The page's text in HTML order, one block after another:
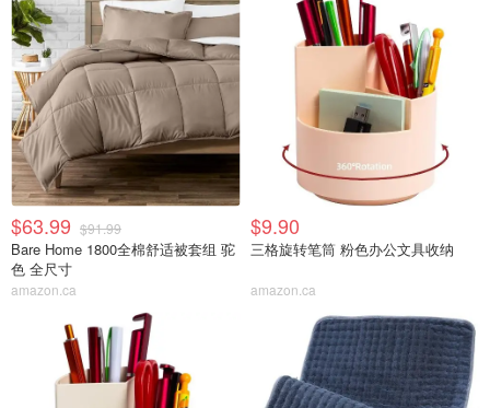
$63.99 $91.99
Bare Home 1800全棉舒适被套组 驼
色 全尺寸
amazon.ca
$9.90
三格旋转笔筒 粉色办公文具收纳
amazon.ca